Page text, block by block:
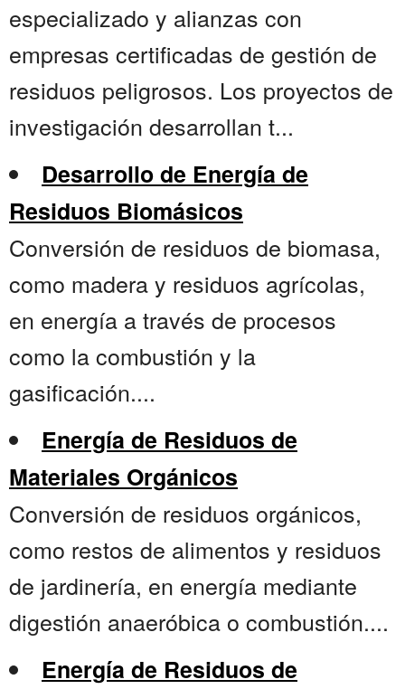
especializado y alianzas con
empresas certificadas de gestión de
residuos peligrosos. Los proyectos de
investigación desarrollan t...
Desarrollo de Energía de
Residuos Biomásicos
Conversión de residuos de biomasa,
como madera y residuos agrícolas,
en energía a través de procesos
como la combustión y la
gasificación....
Energía de Residuos de
Materiales Orgánicos
Conversión de residuos orgánicos,
como restos de alimentos y residuos
de jardinería, en energía mediante
digestión anaeróbica o combustión....
Energía de Residuos de